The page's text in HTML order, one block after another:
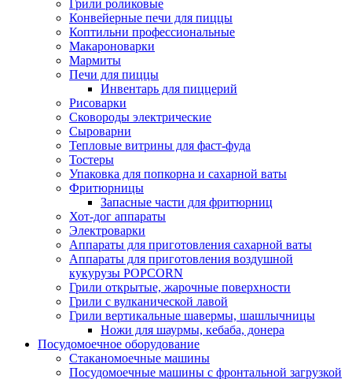
Грили роликовые
Конвейерные печи для пиццы
Коптильни профессиональные
Макароноварки
Мармиты
Печи для пиццы
Инвентарь для пиццерий
Рисоварки
Сковороды электрические
Сыроварни
Тепловые витрины для фаст-фуда
Тостеры
Упаковка для попкорна и сахарной ваты
Фритюрницы
Запасные части для фритюрниц
Хот-дог аппараты
Электроварки
Аппараты для приготовления сахарной ваты
Аппараты для приготовления воздушной
кукурузы POPCORN
Грили открытые, жарочные поверхности
Грили с вулканической лавой
Грили вертикальные шавермы, шашлычницы
Ножи для шаурмы, кебаба, донера
Посудомоечное оборудование
Стаканомоечные машины
Посудомоечные машины с фронтальной загрузкой